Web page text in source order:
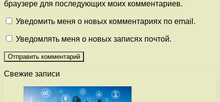
браузере для последующих моих комментариев.
Уведомить меня о новых комментариях по email.
Уведомлять меня о новых записях почтой.
Свежие записи